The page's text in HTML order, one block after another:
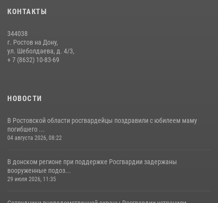
КОНТАКТЫ
344038
г. Ростов на Дону,
ул. Шеболдаева, д. 4/3,
+ 7 (8632) 10-83-69
НОВОСТИ
В Ростовской области росгвардейцы поздравили с юбилеем маму
погибшего ...
04 августа 2026, 08:22
В донском регионе при поддержке Росгвардии задержаны
вооруженные подоз...
29 июля 2026, 11:35